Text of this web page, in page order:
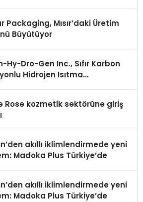
Packaging, Mısır’daki Üretim
Büyütüyor
Hy-Dro-Gen Inc., Sıfır Karbon
Hidrojen Isıtma
Rose kozmetik sektörüne giriş
akıllı iklimlendirmede yeni
Madoka Plus Türkiye’de
akıllı iklimlendirmede yeni
Madoka Plus Türkiye’de